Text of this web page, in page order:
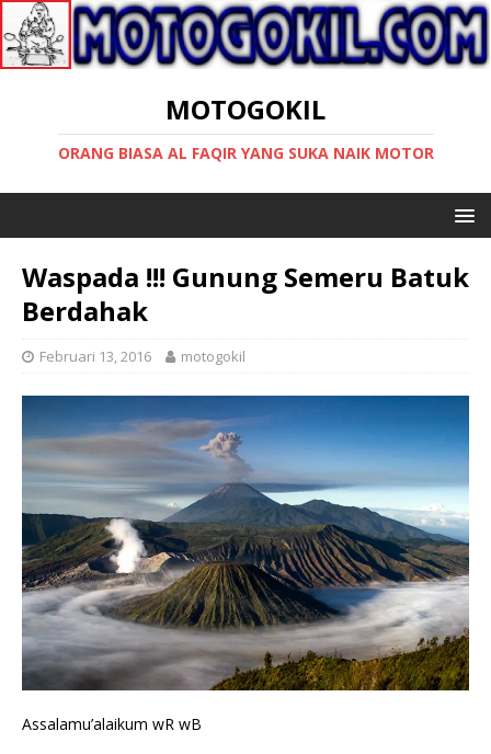
MOTOGOKIL
ORANG BIASA AL FAQIR YANG SUKA NAIK MOTOR
Waspada !!! Gunung Semeru Batuk
Berdahak
Februari 13, 2016 motogokil
Assalamu’alaikum wR wB